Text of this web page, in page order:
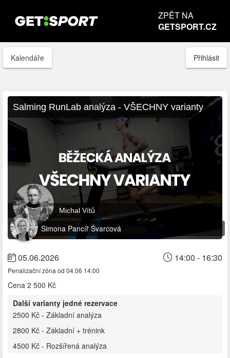
ZPĚT NA
GETSPORT.CZ
Kalendáře Přihlásit
Salming RunLab analýza - VŠECHNY varianty
Michal Vítů
Simona Pancíř Švarcová
05.06.2026 14:00 - 16:30
Penalizační zóna od 04.06 14:00
Cena 2 500 Kč
Další varianty jedné rezervace
2500 Kč - Základní analýza
2800 Kč - Základní + trénink
4500 Kč - Rozšířená analýza